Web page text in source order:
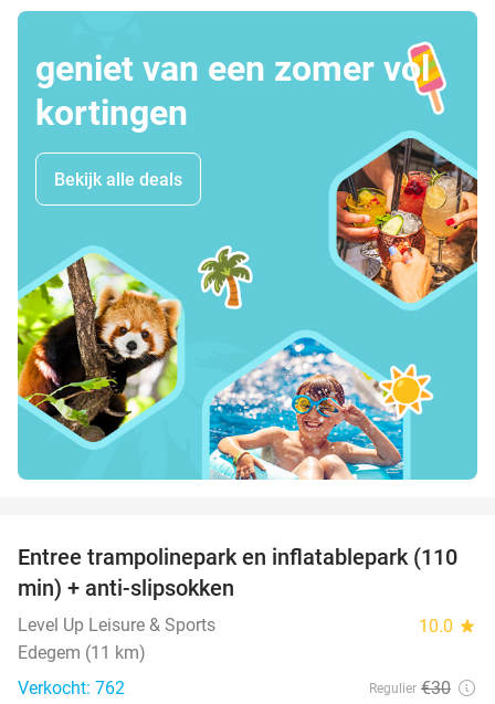
geniet van een zomer vol
kortingen
Bekijk alle deals
40%
Entree trampolinepark en inflatablepark (110
min) + anti-slipsokken
Level Up Leisure & Sports 10.0 star
Edegem (11 km)
Verkocht: 762
Regulier €30